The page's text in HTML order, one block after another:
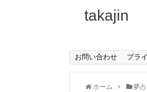
takajin
お問い合わせ プラ
ホーム 夢